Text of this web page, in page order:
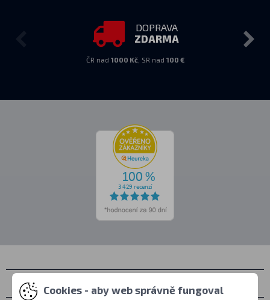
DOPRAVA
ZDARMA
ČR nad 1000 Kč, SR nad 100 €
KontaktyCookies - aby web správně fungoval